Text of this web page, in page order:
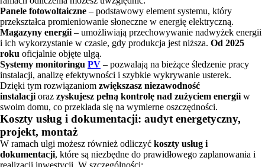
Panele fotowoltaiczne – podstawowy element systemu, który
przekształca promieniowanie słoneczne w energię elektryczną.
Magazyny energii – umożliwiają przechowywanie nadwyżek energii
i ich wykorzystanie w czasie, gdy produkcja jest niższa. Od 2025
roku oficjalnie objęte ulgą.
Systemy monitoringu PV – pozwalają na bieżące śledzenie pracy
instalacji, analizę efektywności i szybkie wykrywanie usterek.
Dzięki tym rozwiązaniom zwiększasz niezawodność
instalacji oraz zyskujesz pełną kontrolę nad zużyciem energii w
swoim domu, co przekłada się na wymierne oszczędności.
Koszty usług i dokumentacji: audyt energetyczny,
projekt, montaż
W ramach ulgi możesz również odliczyć koszty usług i
dokumentacji, które są niezbędne do prawidłowego zaplanowania i
realizacji inwestycji. W szczególności: